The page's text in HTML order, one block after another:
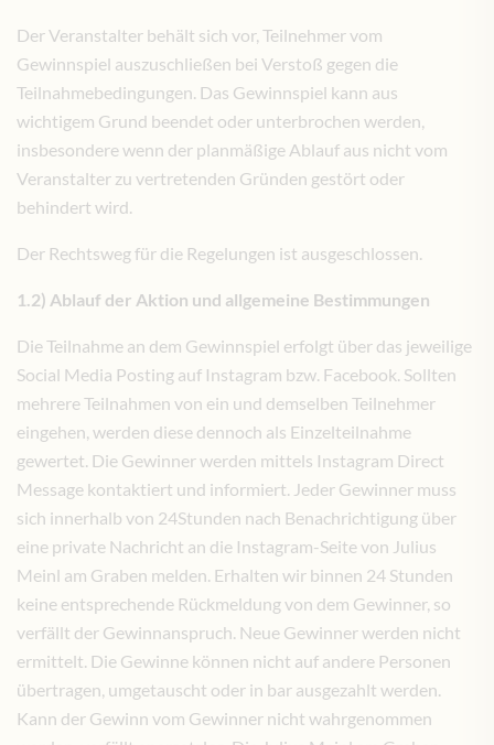
Der Veranstalter behält sich vor, Teilnehmer vom
Gewinnspiel auszuschließen bei Verstoß gegen die
Teilnahmebedingungen. Das Gewinnspiel kann aus
wichtigem Grund beendet oder unterbrochen werden,
insbesondere wenn der planmäßige Ablauf aus nicht vom
Veranstalter zu vertretenden Gründen gestört oder
behindert wird.
Der Rechtsweg für die Regelungen ist ausgeschlossen.
1.2) Ablauf der Aktion und allgemeine Bestimmungen
Die Teilnahme an dem Gewinnspiel erfolgt über das jeweilige
Social Media Posting auf Instagram bzw. Facebook. Sollten
mehrere Teilnahmen von ein und demselben Teilnehmer
eingehen, werden diese dennoch als Einzelteilnahme
gewertet. Die Gewinner werden mittels Instagram Direct
Message kontaktiert und informiert. Jeder Gewinner muss
sich innerhalb von 24Stunden nach Benachrichtigung über
eine private Nachricht an die Instagram-Seite von Julius
Meinl am Graben melden. Erhalten wir binnen 24 Stunden
keine entsprechende Rückmeldung von dem Gewinner, so
verfällt der Gewinnanspruch. Neue Gewinner werden nicht
ermittelt. Die Gewinne können nicht auf andere Personen
übertragen, umgetauscht oder in bar ausgezahlt werden.
Kann der Gewinn vom Gewinner nicht wahrgenommen